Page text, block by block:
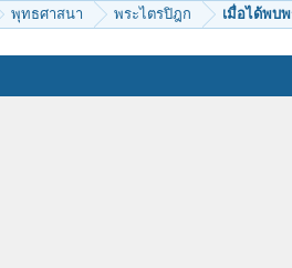
พุทธศาสนา พระไตรปิฎก เมื่อได้พบ